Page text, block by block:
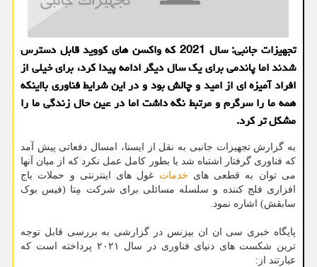
تجهیزات جانبی: سال 2021 که واکسن های کووید قابل دسترس
شدند اما پاندمی برای یک سال دیگر ادامه پیدا کرد، برای خیلی از
افراد آمیزه ای از امید و چالش بود و در این شرایط فناوری بااینکه
همه ما را سرگرم و مرتبط نگه داشت اما در عین حال زندگی ما را
مشکل تر کرد.
به گزارش تجهیزات جانبی به نقل از ایسنا، امسال دفعاتی پیش آمد
که فناوری گرفتار اشتباه شد یا بطور کامل عمل نکرد که از میان آنها
می توان به قطعی های خدمات غول های اینترنتی و حملات باج
افزاری فلج کننده و سلسله مسائلی برای شرکت مِتا (فیس بوک
سابقش) اشاره نمود.
پایگاه خبری سی ان ان بیزنس در گزارشی به بررسی قابل توجه
ترین شکست های دنیای فناوری در سال ۲۰۲۱ پرداخته است که
عبارتند از: